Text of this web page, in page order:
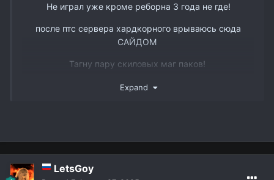
www.youtube.com/watch?v=DJJmtVgSQ6s&t
Не играл уже кроме реборна 3 года не где!
после птс сервера хардкорного врываюсь сюда
САЙДОМ
Тагну пару скиловых маг паков!
Так же есть пару слотов в пак 3 рес бп мм и овер
Expand
LetsGoy